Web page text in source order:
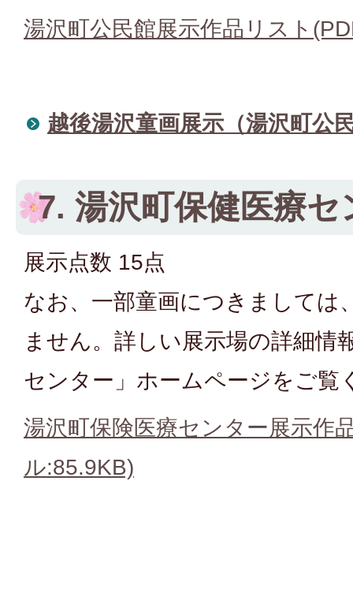
湯沢町公民館展示作品リスト
越後湯沢童画展示（湯沢町公
7. 湯沢町保健医療セ
展示点数 15点
なお、一部童画につきましては
ません。詳しい展示場の詳細情
センター」ホームページをご覧
湯沢町保険医療センター展示作
ル:85.9KB)